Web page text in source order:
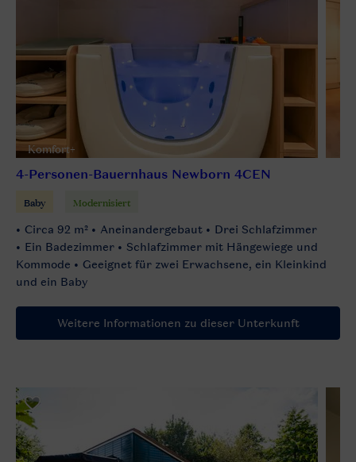
Komfort+
4-Personen-Bauernhaus Newborn 4CEN
Baby
Modernisiert
Circa 92 m²
Aneinandergebaut
Drei Schlafzimmer
Ein Badezimmer
Schlafzimmer mit Hängewiege und
Kommode
Geeignet für zwei Erwachsene, ein Kleinkind
und ein Baby
Weitere Informationen zu dieser Unterkunft